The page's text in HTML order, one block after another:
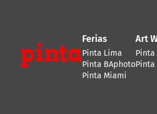
Ferias
Pinta Lima
Pinta BAphoto
Pinta Miami
Art
Pinta
Pinta